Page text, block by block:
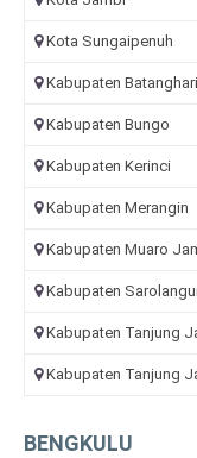
Kota Sungaipenuh
Kabupaten Batanghari
Kabupaten Bungo
Kabupaten Kerinci
Kabupaten Merangin
Kabupaten Muaro
Kabupaten
Kabupaten Tanjung
Kabupaten Tanjung
BENGKULU